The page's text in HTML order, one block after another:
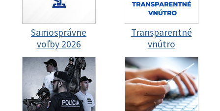
Samosprávne
voľby 2026
Transparentné
vnútro